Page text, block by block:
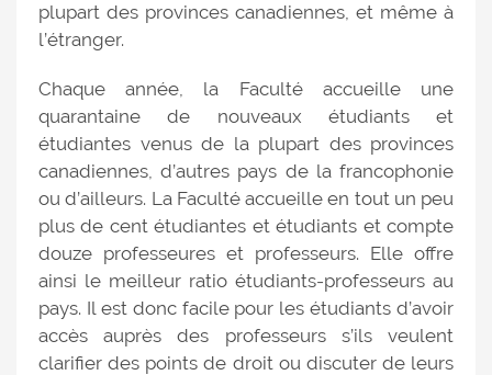
plupart des provinces canadiennes, et même à
l’étranger.
Chaque année, la Faculté accueille une
quarantaine de nouveaux étudiants et
étudiantes venus de la plupart des provinces
canadiennes, d’autres pays de la francophonie
ou d’ailleurs. La Faculté accueille en tout un peu
plus de cent étudiantes et étudiants et compte
douze professeures et professeurs. Elle offre
ainsi le meilleur ratio étudiants-professeurs au
pays. Il est donc facile pour les étudiants d’avoir
accès auprès des professeurs s’ils veulent
clarifier des points de droit ou discuter de leurs